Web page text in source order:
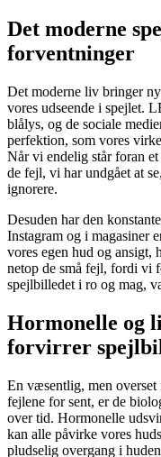
Det moderne
forventninger
Det moderne liv bringer
vores udseende i spejlet.
blålys, og de sociale
perfektion, som vores
Når vi endelig står foran
de fejl, vi har undgået at
ignorere.
Desuden har den
Instagram og i magasiner
vores egen hud og ansigt,
netop de små fejl, fordi vi
spejlbilledet i ro og mag,
Hormonelle og
forvirrer
En væsentlig, men
fejlene for sent, er de
over tid. Hormonelle
kan alle påvirke vores
pludselig overgang i